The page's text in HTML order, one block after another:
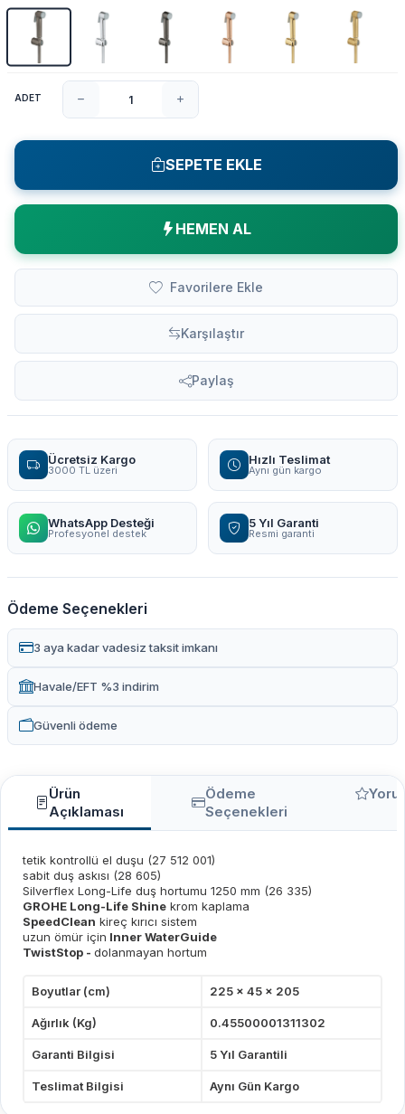
ADET
SEPETE EKLE
HEMEN AL
Favorilere Ekle
Karşılaştır
Paylaş
Ücretsiz Kargo
3000 TL üzeri
Hızlı Teslimat
Aynı gün kargo
WhatsApp Desteği
Profesyonel destek
5 Yıl Garanti
Resmi garanti
Ödeme Seçenekleri
3 aya kadar vadesiz taksit imkanı
Havale/EFT %3 indirim
Güvenli ödeme
Ürün
Açıklaması
Ödeme
Seçenekleri
tetik kontrollü el duşu (27 512 001)
sabit duş askısı (28 605)
Silverflex Long-Life duş hortumu 1250 mm (26 335)
GROHE Long-Life Shine krom kaplama
SpeedClean kireç kırıcı sistem
uzun ömür için Inner WaterGuide
TwistStop - dolanmayan hortum
Boyutlar (cm) 225 x 45 x 205
Ağırlık (Kg) 0.45500001311302
Garanti Bilgisi 5 Yıl Garantili
Teslimat Bilgisi Aynı Gün Kargo